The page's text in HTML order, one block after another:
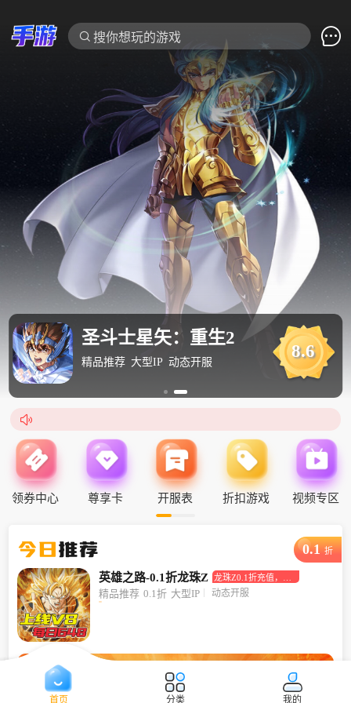
搜你想玩的游戏
圣斗士星矢：重生2
精品推荐 大型IP 动态开服
8.6

领券中心 尊享卡 开服表 折扣游戏 视频专区
今日推荐 0.1 折
英雄之路-0.1折龙珠Z 龙珠Z0.1折充值，畅
玩龙珠宇宙！
精品推荐 0.1折 大型IP 动态开服
首页 分类 我的